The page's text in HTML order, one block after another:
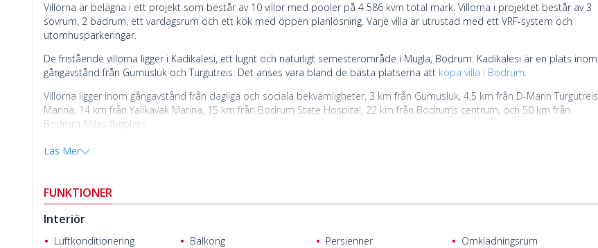
Villorna är belägna i ett projekt som består av 10 villor med pooler på 4 586 kvm total mark. Villorna i projektet består av 3
sovrum, 2 badrum, ett vardagsrum och ett kök med öppen planlösning. Varje villa är utrustad med ett VRF-system och
utomhusparkeringar.
De fristående villorna ligger i Kadikalesi, ett lugnt och naturligt semesterområde i Mugla, Bodrum. Kadikalesi är en plats inom
gångavstånd från Gumusluk och Turgutreis. Det anses vara bland de bästa platserna att köpa villa i Bodrum.
Villorna ligger inom gångavstånd från dagliga och sociala bekvämligheter, 3 km från Gumusluk, 4,5 km från D-Marin Turgutreis
Marina, 14 km från Yalikavak Marina, 15 km från Bodrum State Hospital, 22 km från Bodrums centrum, och 50 km från
Bodrum-Milas flygplats.
Läs Mer
FUNKTIONER
Interiör
Luftkonditionering Balkong Persienner
Omklädningsrum